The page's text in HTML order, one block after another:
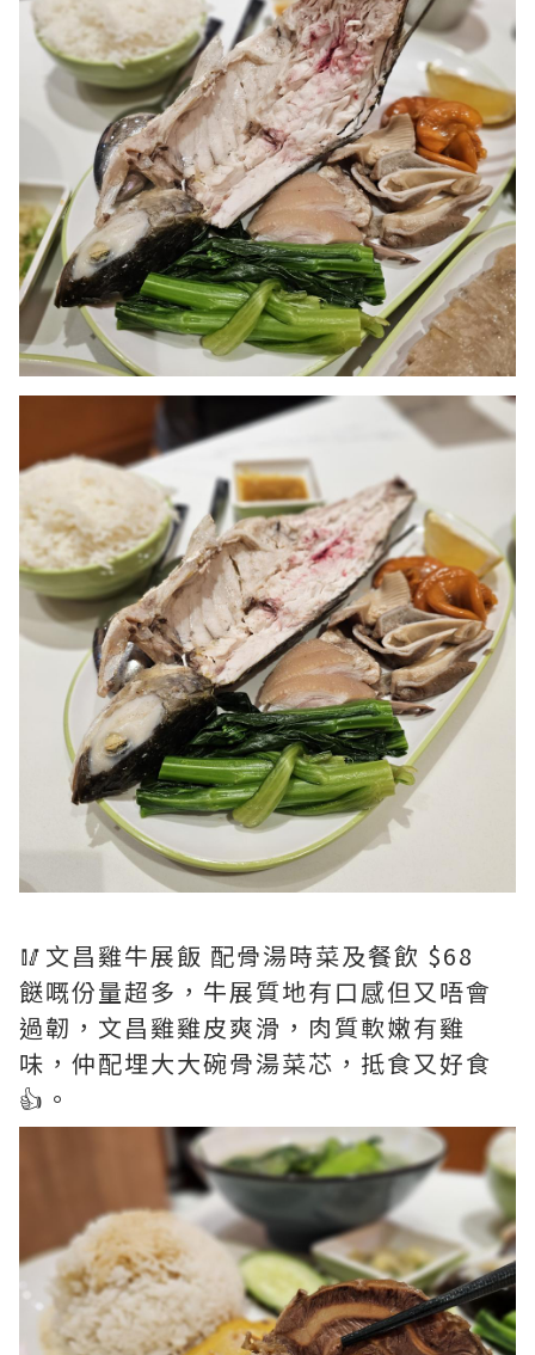
🥢文昌雞牛展飯 配骨湯時菜及餐飲 $68
餸嘅份量超多，牛展質地有口感但又唔會
過韌，文昌雞雞皮爽滑，肉質軟嫩有雞
味，仲配埋大大碗骨湯菜芯，抵食又好食
👍。